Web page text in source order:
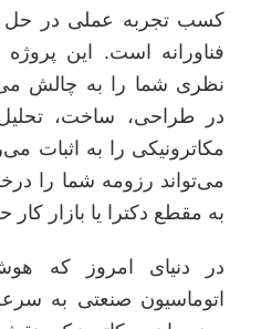
کسب تجربه عملی در حل
فناورانه است. این
نظری شما را به چالش
در طراحی، ساخت،
مکاترونیکی را به اثبات
می‌تواند رزومه شما را
به مقطع دکترا یا بازار
در دنیای امروز که
اتوماسیون صنعتی به